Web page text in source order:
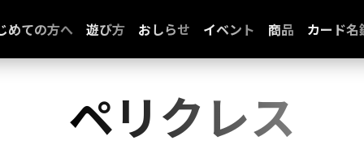
めての方へ 遊び方 おしらせ イベント 商品 カード名
ペリクレス